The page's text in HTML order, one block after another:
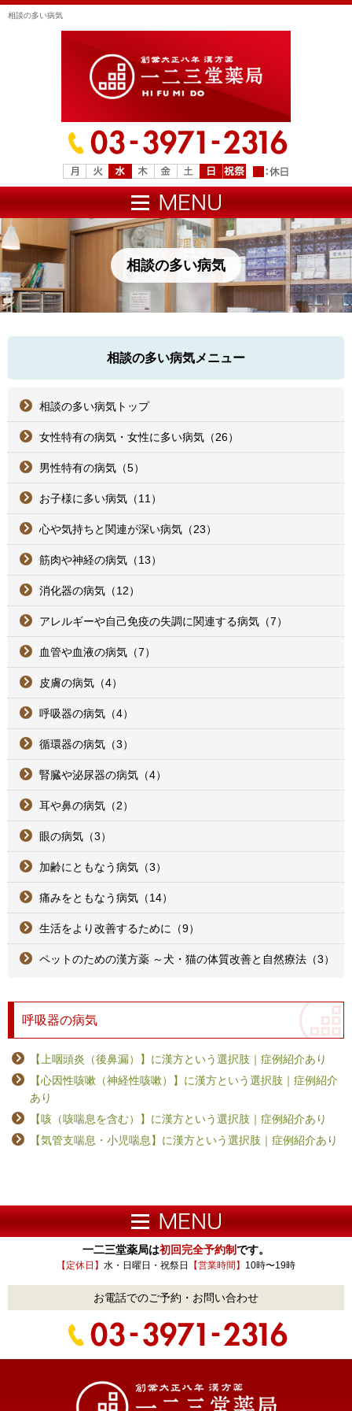
相談の多い病気
相談の多い病気
相談の多い病気メニュー
相談の多い病気トップ
女性特有の病気・女性に多い病気（26）
男性特有の病気（5）
お子様に多い病気（11）
心や気持ちと関連が深い病気（23）
筋肉や神経の病気（13）
消化器の病気（12）
アレルギーや自己免疫の失調に関連する病気（7）
血管や血液の病気（7）
皮膚の病気（4）
呼吸器の病気（4）
循環器の病気（3）
腎臓や泌尿器の病気（4）
耳や鼻の病気（2）
眼の病気（3）
加齢にともなう病気（3）
痛みをともなう病気（14）
生活をより改善するために（9）
ペットのための漢方薬 ～犬・猫の体質改善と自然療法（3）
呼吸器の病気
【上咽頭炎（後鼻漏）】に漢方という選択肢｜症例紹介あり
【心因性咳嗽（神経性咳嗽）】に漢方という選択肢｜症例紹介
あり
【咳（咳喘息を含む）】に漢方という選択肢｜症例紹介あり
【気管支喘息・小児喘息】に漢方という選択肢｜症例紹介あり
一二三堂薬局は初回完全予約制です。
【定休日】 水・日曜日・祝祭日 【営業時間】 10時〜19時
お電話でのご予約・お問い合わせ